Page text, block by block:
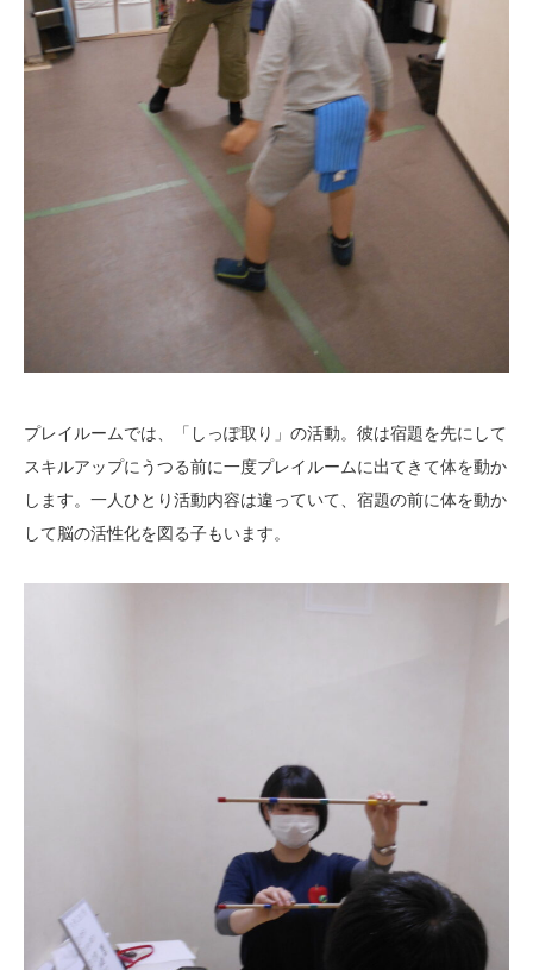
プレイルームでは、「しっぽ取り」の活動。彼は宿題を先にして
スキルアップにうつる前に一度プレイルームに出てきて体を動か
します。一人ひとり活動内容は違っていて、宿題の前に体を動か
して脳の活性化を図る子もいます。